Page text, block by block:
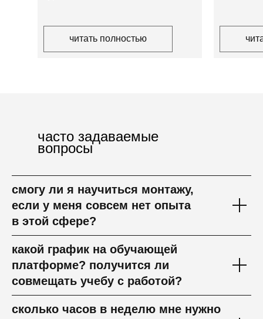
читать полностью
часто задаваемые
вопросы
смогу ли я научиться монтажу,
если у меня совсем нет опыта
в этой сфере?
какой график на обучающей
платформе? получится ли
совмещать учебу с работой?
сколько часов в неделю мне нужно